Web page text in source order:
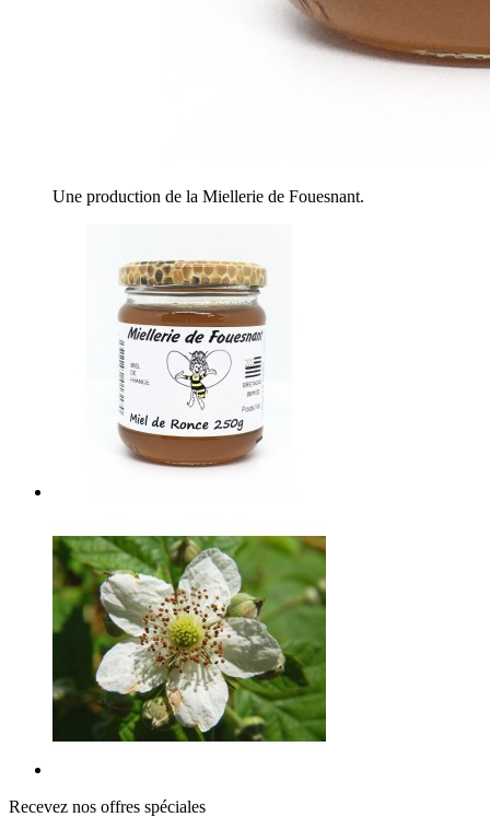
Une production de la Miellerie de Fouesnant.
Recevez nos offres spéciales